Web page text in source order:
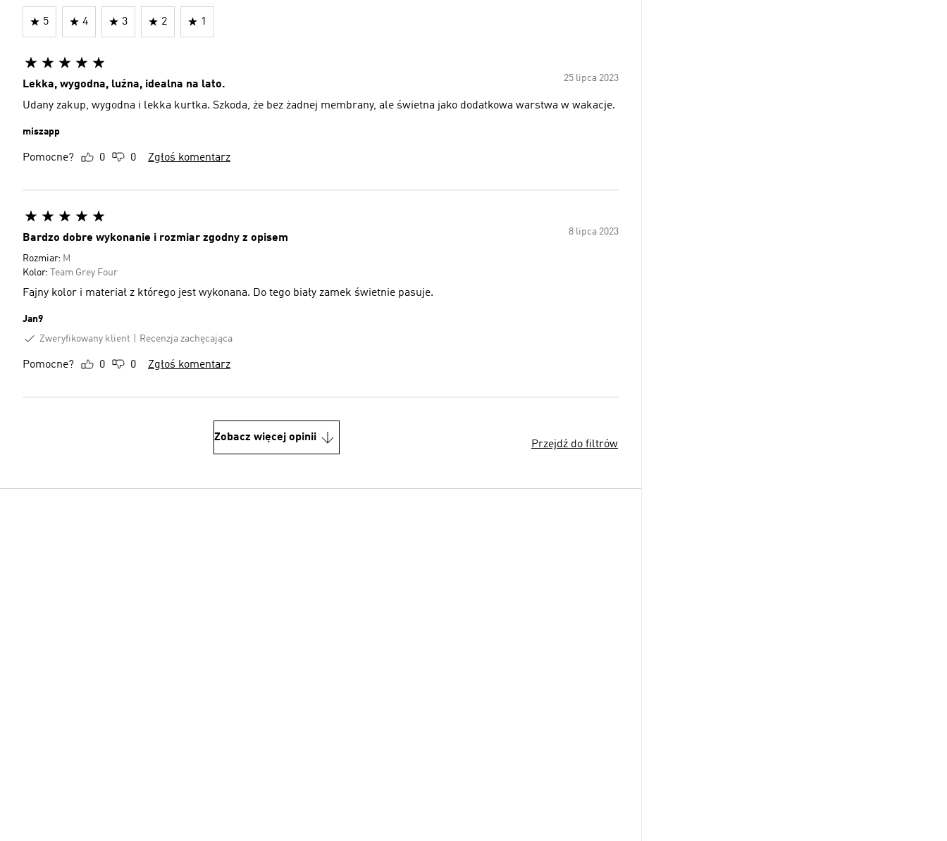
5 4 3 2 1
25 lipca 2023
Lekka, wygodna, luźna, idealna na lato.
Udany zakup, wygodna i lekka kurtka. Szkoda, że bez żadnej membrany, ale świetna jako dodatkowa warstwa w wakacje.
miszapp
Pomocne? 0 0 Zgłoś komentarz
8 lipca 2023
Bardzo dobre wykonanie i rozmiar zgodny z opisem
Rozmiar: M
Kolor: Team Grey Four
Fajny kolor i materiał z którego jest wykonana. Do tego biały zamek świetnie pasuje.
Jan9
Zweryfikowany klient
Recenzja zachęcająca
Pomocne? 0 0 Zgłoś komentarz
Zobacz więcej opinii
Przejdź do filtrów